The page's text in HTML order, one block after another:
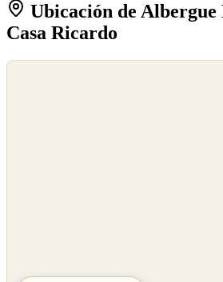
Ubicación de
Casa Ricardo